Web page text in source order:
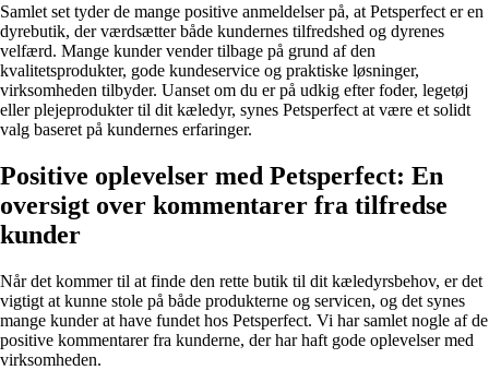
Samlet set tyder de mange positive anmeldelser på, at Petsperfect er en
dyrebutik, der værdsætter både kundernes tilfredshed og dyrenes
velfærd. Mange kunder vender tilbage på grund af den
kvalitetsprodukter, gode kundeservice og praktiske løsninger,
virksomheden tilbyder. Uanset om du er på udkig efter foder, legetøj
eller plejeprodukter til dit kæledyr, synes Petsperfect at være et solidt
valg baseret på kundernes erfaringer.
Positive oplevelser med Petsperfect: En
oversigt over kommentarer fra tilfredse
kunder
Når det kommer til at finde den rette butik til dit kæledyrsbehov, er det
vigtigt at kunne stole på både produkterne og servicen, og det synes
mange kunder at have fundet hos Petsperfect. Vi har samlet nogle af de
positive kommentarer fra kunderne, der har haft gode oplevelser med
virksomheden.